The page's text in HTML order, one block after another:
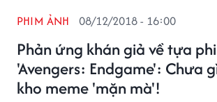
Phản ứng khán giả về tựa
'Avengers: Endgame': Chưa
kho meme 'mặn mà'!
PHIM ẢNH 08/12/2018 - 16:00